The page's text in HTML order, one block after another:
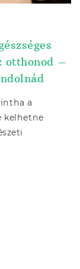
otthonod –
a
kelhetne